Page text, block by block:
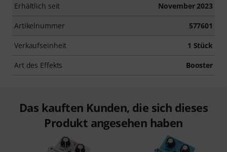
Erhältlich seit November 2023
Artikelnummer 577601
Verkaufseinheit 1 Stück
Art des Effekts Booster
Das kauften Kunden, die sich dieses
Produkt angesehen haben